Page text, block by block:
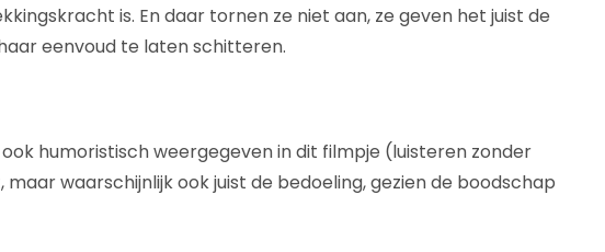
is. En daar tornen ze niet aan, ze geven het juist de
eenvoud te laten schitteren.
humoristisch weergegeven in dit filmpje (luisteren zonder
waarschijnlijk ook juist de bedoeling, gezien de boodschap